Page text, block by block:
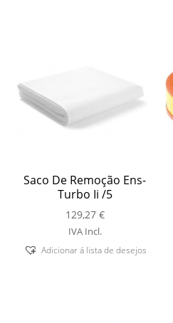
Saco De Remoção Ens-
Turbo Ii /5
129,27 €
IVA Incl.
Adicionar á lista de desejos